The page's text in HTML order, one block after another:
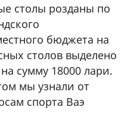
столы розданы по
бюджета на
столов выделено
сумму 18000 лари.
мы узнали от
спорта Ваэ